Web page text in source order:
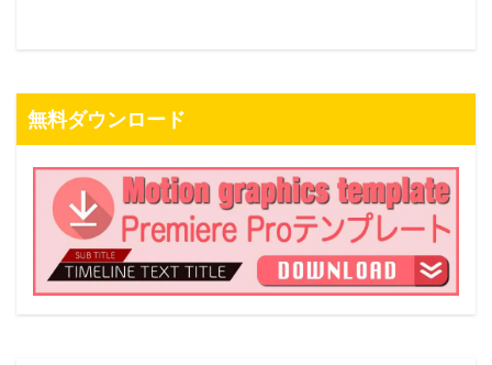
無料ダウンロード